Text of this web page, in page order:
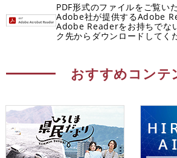
PDF形式のファイルをご覧い
Adobe社が提供するAdobe
Adobe Readerをお持ちでな
ク先からダウンロードしてく
おすすめコンテ